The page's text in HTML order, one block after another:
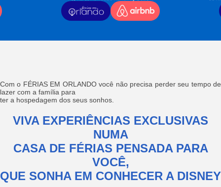
Com o FÉRIAS EM ORLANDO você não precisa perder seu tempo de
lazer com a família para
ter a hospedagem dos seus sonhos.
VIVA EXPERIÊNCIAS EXCLUSIVAS
NUMA
CASA DE FÉRIAS PENSADA PARA
VOCÊ,
QUE SONHA EM CONHECER A DISNEY